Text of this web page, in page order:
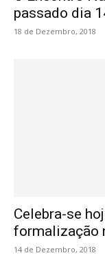
passado dia
18 de Dezembro, 2018
Celebra-se
formalização
14 de Dezembro, 2018